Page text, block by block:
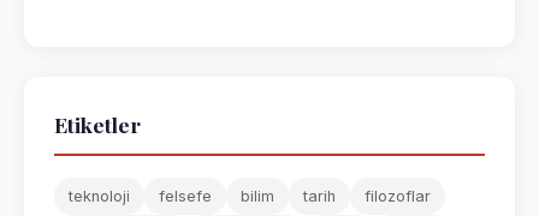
Etiketler
teknoloji felsefe bilim tarih filozoflar